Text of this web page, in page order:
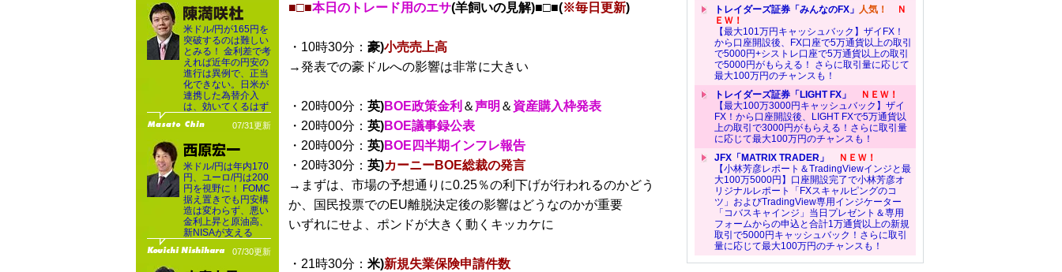
■□■本日のトレード用のエサ(羊飼いの見解)■□■(※毎日更新)
・10時30分： 豪)小売売上高
→発表での豪ドルへの影響は非常に大きい
・20時00分： 英)BOE政策金利 ＆声明 ＆ 資産購入枠発表
・20時00分： 英)BOE議事録公表
・20時00分： 英)BOE四半期インフレ報告
・20時30分： 英)カーニーBOE総裁の発言
→まずは、市場の予想通りに0.25％の利下げが行われるのかどう
か、国民投票でのEU離脱決定後の影響はどうなのかが重要
いずれにせよ、ポンドが大きく動くキッカケに
・21時30分： 米)新規失業保険申請件数
トレイダーズ証券「みんなのFX」 人気！
Ｎ
ＥＷ！
【最大101万円キャッシュバック】ザイFX！
から口座開設後、FX口座で5万通貨以上の取引
で5000円+シストレ口座で5万通貨以上の取引
で5000円がもらえる！ さらに取引量に応じて
最大100万円のチャンスも！
トレイダーズ証券「LIGHT FX」
ＮＥＷ！
【最大100万3000円キャッシュバック】ザイ
FX！から口座開設後、LIGHT FXで5万通貨以
上の取引で3000円がもらえる！さらに取引量
に応じて最大100万円のチャンスも！
JFX「MATRIX TRADER」
ＮＥＷ！
【小林芳彦レポート＆TradingViewインジと最
大100万5000円】口座開設完了で小林芳彦オ
リジナルレポート「FXスキャルピングのコ
ツ」およびTradingView専用インジケーター
「コバスキャインジ」当日プレゼント＆専用
フォームからの申込と合計1万通貨以上の新規
取引で5000円キャッシュバック！さらに取引
量に応じて最大100万円のチャンスも！
米ドル/円が165円を
突破するのは難しい
とみる！ 金利差で考
えれば近年の円安の
進行は異例で、正当
化できない。日米が
連携した為替介入
は、効いてくるはず
07/31更新
米ドル/円は年内170
円、ユーロ/円は200
円を視野に！ FOMC
据え置きでも円安構
造は変わらず、悪い
金利上昇と原油高、
新NISAが支える
07/30更新